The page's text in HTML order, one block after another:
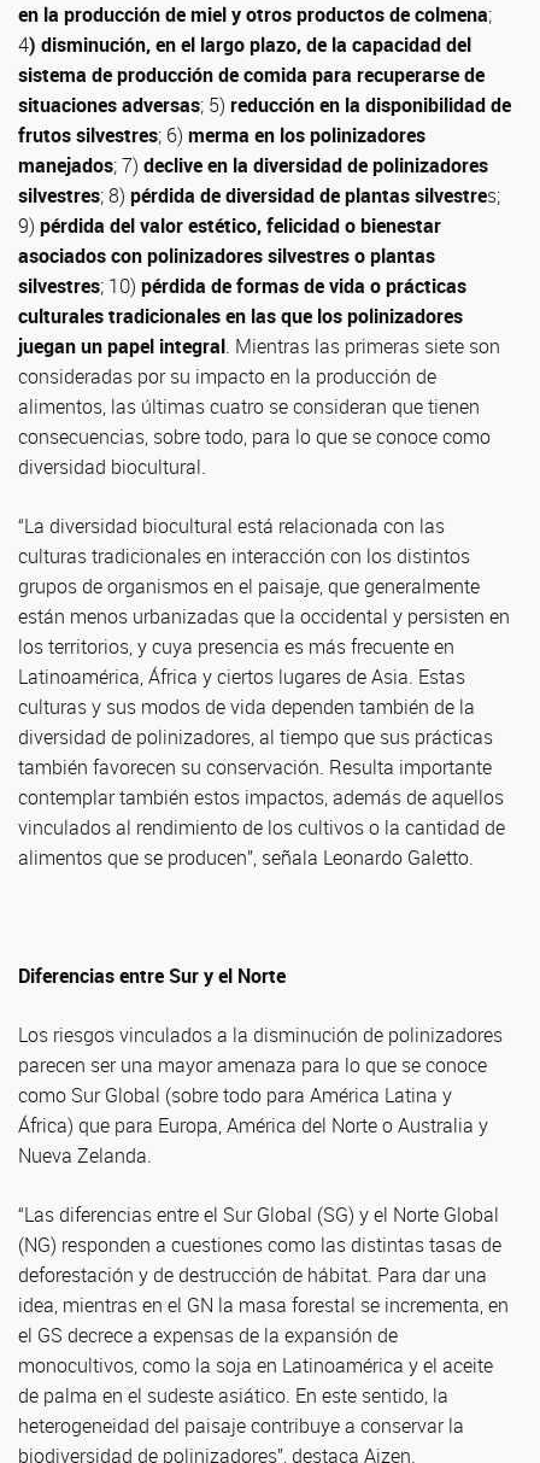
en la producción de miel y otros productos de colmena;
4) disminución, en el largo plazo, de la capacidad del
sistema de producción de comida para recuperarse de
situaciones adversas; 5) reducción en la disponibilidad de
frutos silvestres; 6) merma en los polinizadores
manejados; 7) declive en la diversidad de polinizadores
silvestres; 8) pérdida de diversidad de plantas silvestres;
9) pérdida del valor estético, felicidad o bienestar
asociados con polinizadores silvestres o plantas
silvestres; 10) pérdida de formas de vida o prácticas
culturales tradicionales en las que los polinizadores
juegan un papel integral. Mientras las primeras siete son
consideradas por su impacto en la producción de
alimentos, las últimas cuatro se consideran que tienen
consecuencias, sobre todo, para lo que se conoce como
diversidad biocultural.
“La diversidad biocultural está relacionada con las
culturas tradicionales en interacción con los distintos
grupos de organismos en el paisaje, que generalmente
están menos urbanizadas que la occidental y persisten en
los territorios, y cuya presencia es más frecuente en
Latinoamérica, África y ciertos lugares de Asia. Estas
culturas y sus modos de vida dependen también de la
diversidad de polinizadores, al tiempo que sus prácticas
también favorecen su conservación. Resulta importante
contemplar también estos impactos, además de aquellos
vinculados al rendimiento de los cultivos o la cantidad de
alimentos que se producen”, señala Leonardo Galetto.
Diferencias entre Sur y el Norte
Los riesgos vinculados a la disminución de polinizadores
parecen ser una mayor amenaza para lo que se conoce
como Sur Global (sobre todo para América Latina y
África) que para Europa, América del Norte o Australia y
Nueva Zelanda.
“Las diferencias entre el Sur Global (SG) y el Norte Global
(NG) responden a cuestiones como las distintas tasas de
deforestación y de destrucción de hábitat. Para dar una
idea, mientras en el GN la masa forestal se incrementa, en
el GS decrece a expensas de la expansión de
monocultivos, como la soja en Latinoamérica y el aceite
de palma en el sudeste asiático. En este sentido, la
heterogeneidad del paisaje contribuye a conservar la
biodiversidad de polinizadores”, destaca Aizen.